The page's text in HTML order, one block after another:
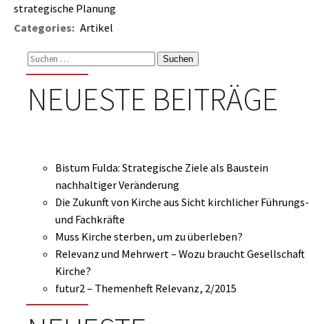
strategische Planung
Categories: Artikel
Suchen
nach:
NEUESTE BEITRÄGE
Bistum Fulda: Strategische Ziele als Baustein
nachhaltiger Veränderung
Die Zukunft von Kirche aus Sicht kirchlicher Führungs-
und Fachkräfte
Muss Kirche sterben, um zu überleben?
Relevanz und Mehrwert – Wozu braucht Gesellschaft
Kirche?
futur2 – Themenheft Relevanz, 2/2015